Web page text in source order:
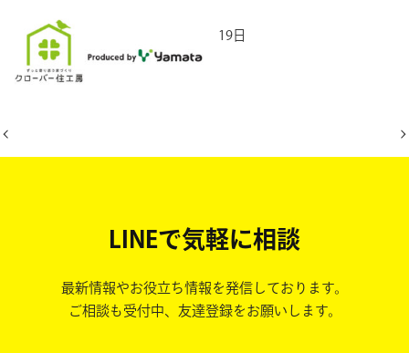
2026年5月19日
LINEで気軽に相談
最新情報やお役立ち情報を発信しております。
ご相談も受付中、友達登録をお願いします。